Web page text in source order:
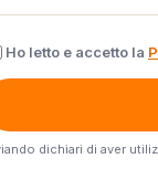
Ho letto e accetto la
dichiari di aver